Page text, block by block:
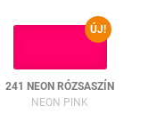
ÚJ!
241 NEON RÓZSASZÍN
NEON PINK